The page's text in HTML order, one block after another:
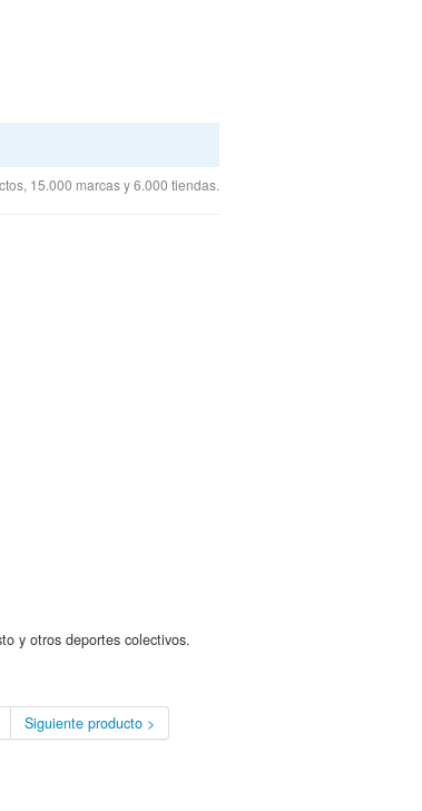
15.000 marcas y 6.000 tiendas.
y otros deportes colectivos.
Siguiente producto >